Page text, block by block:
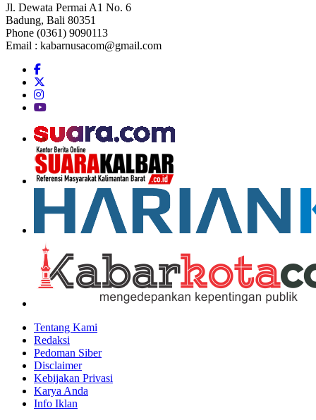
Jl. Dewata Permai A1 No. 6
Badung, Bali 80351
Phone (0361) 9090113
Email : kabarnusacom@gmail.com
Tentang Kami
Redaksi
Pedoman Siber
Disclaimer
Kebijakan Privasi
Karya Anda
Info Iklan